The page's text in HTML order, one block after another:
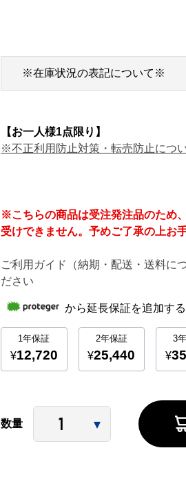
ご利用ガイド（納期・配送・送料に
ださい
※在庫状況の表記について※
【お一人様1点限り】
※不正利用防止対策・転売防止につ
※こちらの商品は受注発注品のため
受けできません。予めご了承の上お
数量